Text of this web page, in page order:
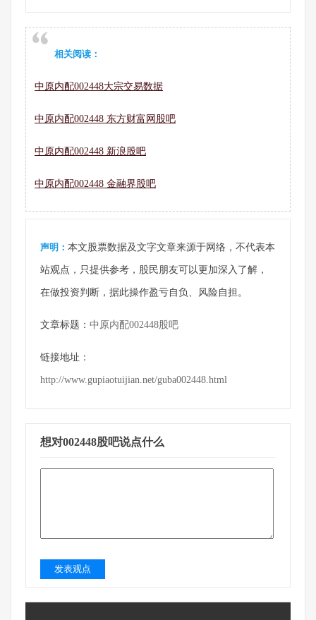
相关阅读：
中原内配002448大宗交易数据
中原内配002448 东方财富网股吧
中原内配002448 新浪股吧
中原内配002448 金融界股吧
声明： 本文股票数据及文字文章来源于网络，不代表本
站观点，只提供参考，股民朋友可以更加深入了解，
在做投资判断，据此操作盈亏自负、风险自担。
文章标题： 中原内配002448股吧
链接地址：
http://www.gupiaotuijian.net/guba002448.html
想对002448股吧说点什么
发表观点